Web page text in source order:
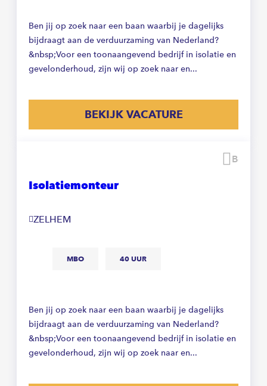
Ben jij op zoek naar een baan waarbij je dagelijks
bijdraagt aan de verduurzaming van Nederland?
&nbsp;Voor een toonaangevend bedrijf in isolatie en
gevelonderhoud, zijn wij op zoek naar en...
BEKIJK VACATURE
Isolatiemonteur
ZELHEM
MBO 40 UUR
Ben jij op zoek naar een baan waarbij je dagelijks
bijdraagt aan de verduurzaming van Nederland?
&nbsp;Voor een toonaangevend bedrijf in isolatie en
gevelonderhoud, zijn wij op zoek naar en...